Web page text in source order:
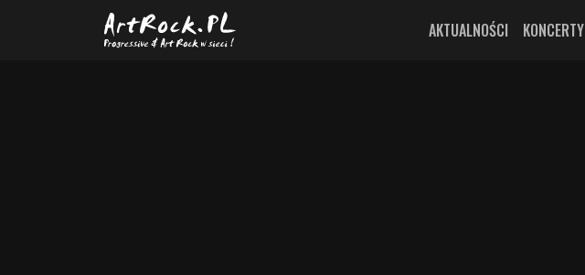
Przejdź do treści głównej
AKTUALNOŚCI KONCERTY